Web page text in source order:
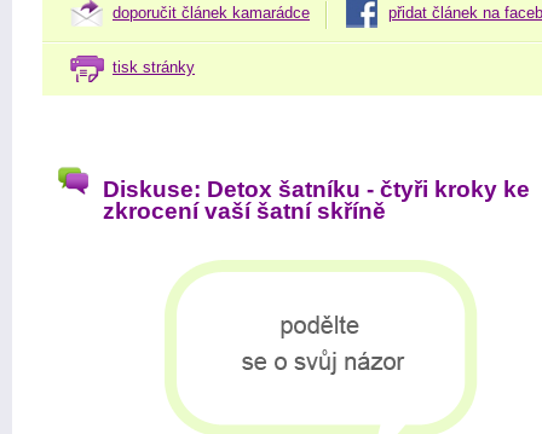
doporučit článek kamarádce přidat článek na
tisk stránky
Diskuse: Detox šatníku - čtyři kroky ke
zkrocení vaší šatní skříně